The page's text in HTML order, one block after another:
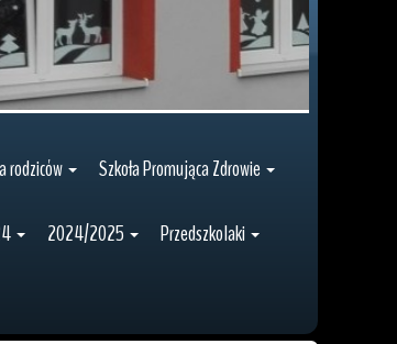
rodziców Szkoła Promująca Zdrowie
2024/2025
Przedszkolaki